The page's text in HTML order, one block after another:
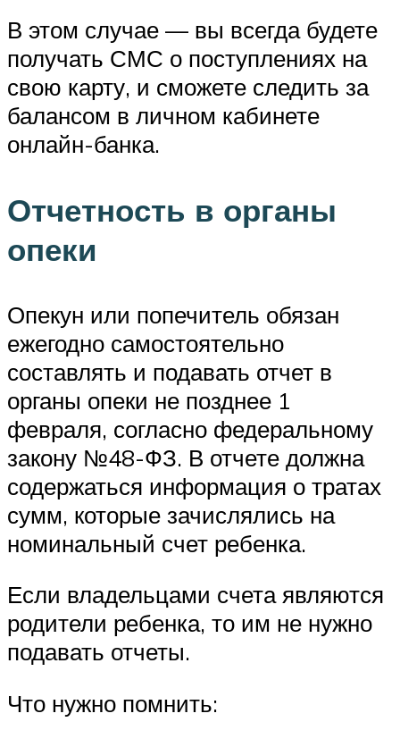
В этом случае — вы всегда будете
получать СМС о поступлениях на
свою карту, и сможете следить за
балансом в личном кабинете
онлайн-банка.
Отчетность в органы
опеки
Опекун или попечитель обязан
ежегодно самостоятельно
составлять и подавать отчет в
органы опеки не позднее 1
февраля, согласно федеральному
закону №48-ФЗ. В отчете должна
содержаться информация о тратах
сумм, которые зачислялись на
номинальный счет ребенка.
Если владельцами счета являются
родители ребенка, то им не нужно
подавать отчеты.
Что нужно помнить: